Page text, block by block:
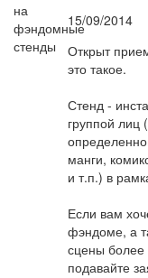
15/09/2014
Открыт
это такое.
Стенд -
группой лиц
манги,
и т.п.) в
Если вам
фэндоме, а
сцены
подавайте